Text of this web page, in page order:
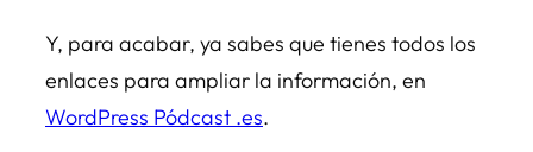
Y, para acabar, ya sabes que tienes todos los
enlaces para ampliar la información, en
WordPress Pódcast .es.